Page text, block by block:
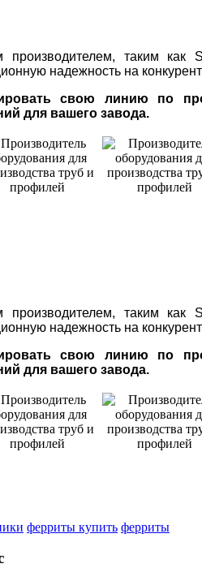
таким как
надежность на
свою линию по
для вашего завода.
таким как
надежность на
свою линию по
для вашего завода.
ферриты купить ферриты